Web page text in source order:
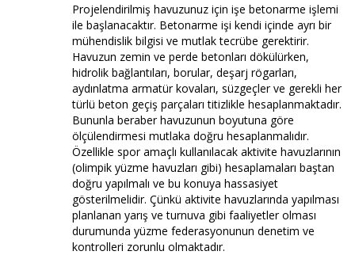
Projelendirilmiş havuzunuz için işe betonarme işlemi
ile başlanacaktır. Betonarme işi kendi içinde ayrı bir
mühendislik bilgisi ve mutlak tecrübe gerektirir.
Havuzun zemin ve perde betonları dökülürken,
hidrolik bağlantıları, borular, deşarj rögarları,
aydınlatma armatür kovaları, süzgeçler ve gerekli her
türlü beton geçiş parçaları titizlikle hesaplanmaktadır.
Bununla beraber havuzunun boyutuna göre
ölçülendirmesi mutlaka doğru hesaplanmalıdır.
Özellikle spor amaçlı kullanılacak aktivite havuzlarının
(olimpik yüzme havuzları gibi) hesaplamaları baştan
doğru yapılmalı ve bu konuya hassasiyet
gösterilmelidir. Çünkü aktivite havuzlarında yapılması
planlanan yarış ve turnuva gibi faaliyetler olması
durumunda yüzme federasyonunun denetim ve
kontrolleri zorunlu olmaktadır.